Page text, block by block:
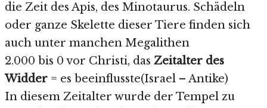
die Zeit des Apis, des Minotaurus. Schädeln
oder ganze Skelette dieser Tiere finden sich
auch unter manchen Megalithen
2.000 bis 0 vor Christi, das Zeitalter des
Widder = es beeinflusste(Israel – Antike)
In diesem Zeitalter wurde der Tempel zu